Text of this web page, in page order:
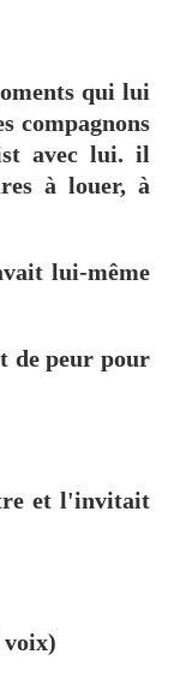
qui lui
compagnons
avec lui. il
à louer, à
lui-même
de peur pour
et l'invitait
voix)